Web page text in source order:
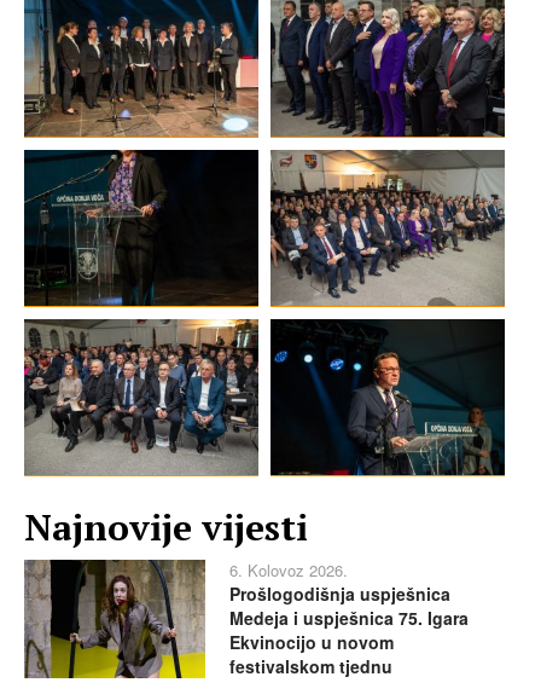
Najnovije vijesti
6. Kolovoz 2026.
Prošlogodišnja uspješnica
Medeja i uspješnica 75. Igara
Ekvinocijo u novom
festivalskom tjednu